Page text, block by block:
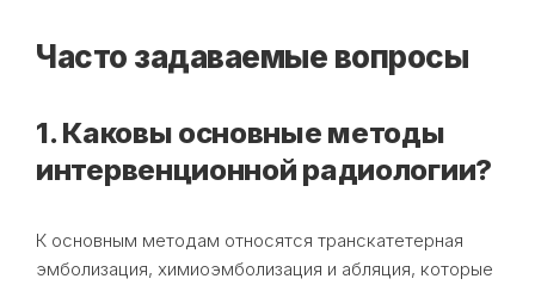
Часто задаваемые вопросы
1. Каковы основные методы
интервенционной радиологии?
К основным методам относятся транскатетерная
эмболизация, химиоэмболизация и абляция, которые